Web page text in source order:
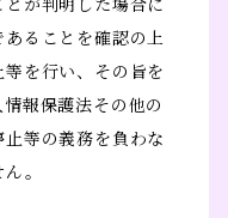
が判明した場合に
ることを確認の上
を行い、その旨を
報保護法その他の
等の義務を負わな
。